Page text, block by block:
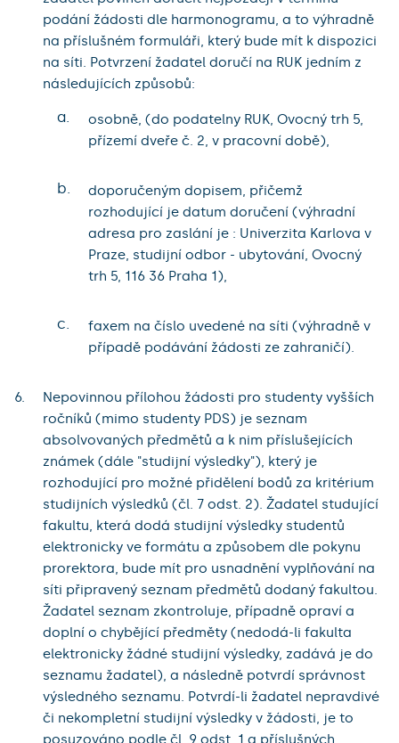
podání žádosti dle harmonogramu, a to výhradně
na příslušném formuláři, který bude mít k dispozici
na síti. Potvrzení žadatel doručí na RUK jedním z
následujících způsobů:
a.
osobně, (do podatelny RUK, Ovocný trh 5,
přízemí dveře č. 2, v pracovní době),
b.
doporučeným dopisem, přičemž
rozhodující je datum doručení (výhradní
adresa pro zaslání je : Univerzita Karlova v
Praze, studijní odbor - ubytování, Ovocný
trh 5, 116 36 Praha 1),
c.
faxem na číslo uvedené na síti (výhradně v
případě podávání žádosti ze zahraničí).
Nepovinnou přílohou žádosti pro studenty vyšších
ročníků (mimo studenty PDS) je seznam
absolvovaných předmětů a k nim příslušejících
známek (dále "studijní výsledky"), který je
rozhodující pro možné přidělení bodů za kritérium
studijních výsledků (čl. 7 odst. 2). Žadatel studující
fakultu, která dodá studijní výsledky studentů
elektronicky ve formátu a způsobem dle pokynu
prorektora, bude mít pro usnadnění vyplňování na
síti připravený seznam předmětů dodaný fakultou.
Žadatel seznam zkontroluje, případně opraví a
doplní o chybějící předměty (nedodá-li fakulta
elektronicky žádné studijní výsledky, zadává je do
seznamu žadatel), a následně potvrdí správnost
výsledného seznamu. Potvrdí-li žadatel nepravdivé
či nekompletní studijní výsledky v žádosti, je to
posuzováno podle čl. 9 odst. 1 a příslušných